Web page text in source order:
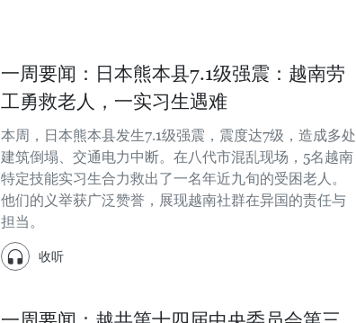
一周要闻：日本熊本县7.1级强震：越南劳
工勇救老人，一实习生遇难
本周，日本熊本县发生7.1级强震，震度达7级，造成多处
建筑倒塌、交通电力中断。在八代市混乱现场，5名越南
特定技能实习生合力救出了一名年近九旬的受困老人。
他们的义举获广泛赞誉，展现越南社群在异国的责任与
担当。
收听